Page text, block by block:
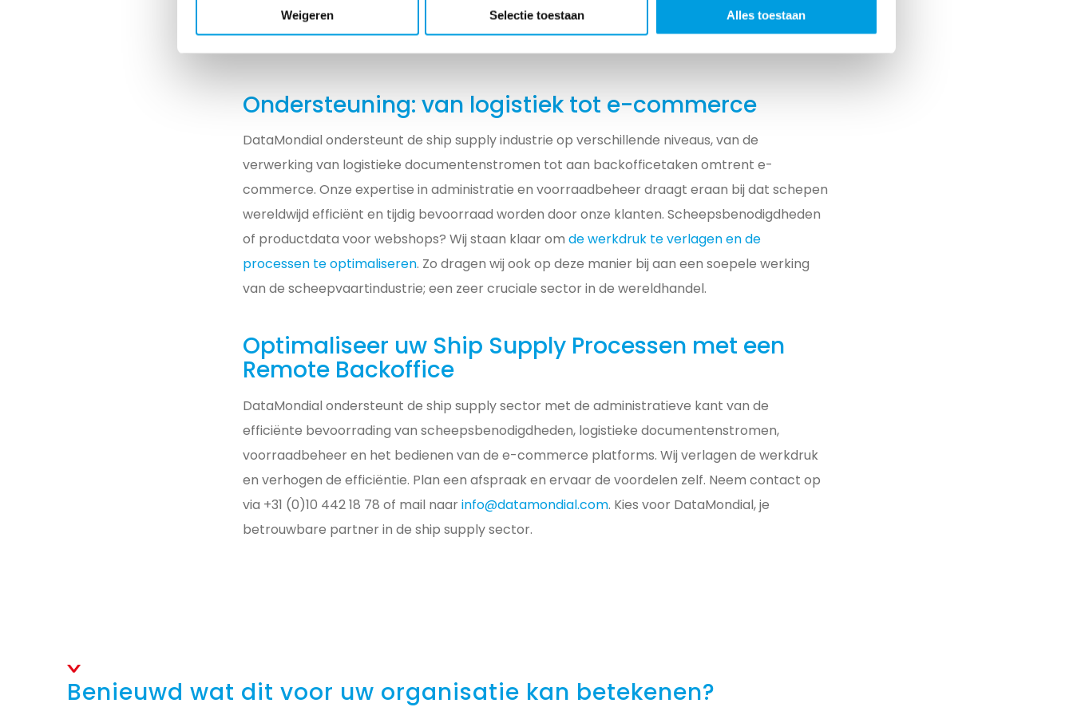
Weigeren Selectie toestaan Alles toestaan
verloopt. Dit stelt ons in staat om een nauwkeurige offerte te geven en de klant te
Ondersteuning: van logistiek tot e-commerce
DataMondial ondersteunt de ship supply industrie op verschillende niveaus, van de
verwerking van logistieke documentenstromen tot aan backofficetaken omtrent e-
commerce. Onze expertise in administratie en voorraadbeheer draagt eraan bij dat schepen
wereldwijd efficiënt en tijdig bevoorraad worden door onze klanten. Scheepsbenodigdheden
of productdata voor webshops? Wij staan klaar om de werkdruk te verlagen en de
processen te optimaliseren. Zo dragen wij ook op deze manier bij aan een soepele werking
van de scheepvaartindustrie; een zeer cruciale sector in de wereldhandel.
Optimaliseer uw Ship Supply Processen met een
Remote Backoffice
DataMondial ondersteunt de ship supply sector met de administratieve kant van de
efficiënte bevoorrading van scheepsbenodigdheden, logistieke documentenstromen,
voorraadbeheer en het bedienen van de e-commerce platforms. Wij verlagen de werkdruk
en verhogen de efficiëntie. Plan een afspraak en ervaar de voordelen zelf. Neem contact op
via +31 (0)10 442 18 78 of mail naarinfo@datamondial.com. Kies voor DataMondial, je
betrouwbare partner in de ship supply sector.
Benieuwd wat dit voor uw organisatie kan betekenen?